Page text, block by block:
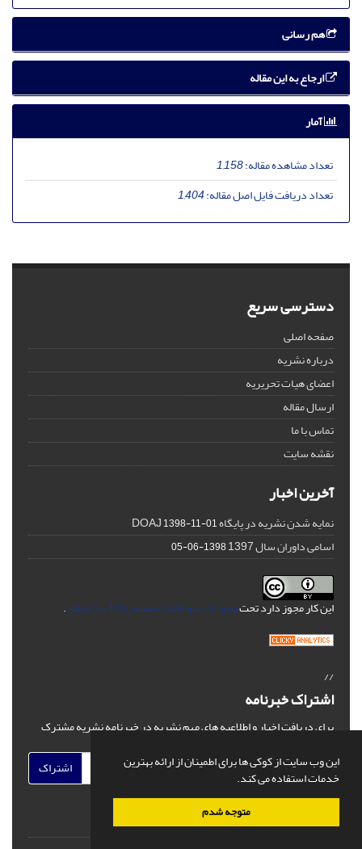
این وب سایت از کوکی ها برای اطمینان از ارائه بهترین
خدمات استفاده می کند.
متوجه شدم
هم رسانی
ارجاع به این مقاله
آمار
تعداد مشاهده مقاله:1,158
تعداد دریافت فایل اصل مقاله:1,404
دسترسی سریع
صفحه اصلی
درباره نشریه
اعضای هیات تحریریه
ارسال مقاله
تماس با ما
نقشه سایت
آخرین اخبار
نمایه شدن نشریه در پایگاه DOAJ1398-11-01
اسامی داوران سال 1397 1398-06-05
این کار مجوز دارد تحتمجوز کریتیو کامنز تخصیص 4.0 بین‌المللی .
//
اشتراک خبرنامه
برای دریافت اخبار و اطلاعیه های مهم نشریه در خبرنامه نشریه مشترک
اشتراک